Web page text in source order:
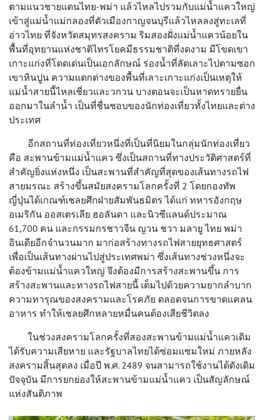
ตามแนวชายแดนไทย-พม่า แล้วไหลไปรวมกับแม่น้ำแควใหญ่
เข้าสู่แม่น้ำแม่กลองที่ตัวเมืองกาญจนบุรีแล้วไหลลงสู่ทะเลที่
อ่าวไทย ที่จังหวัดสมุทรสงคราม ริมสองฝั่งแม่น้ำแควน้อยใน
พื้นที่อุทยานแห่งชาติไทรโยคมีธรรมชาติที่งดงาม มีโขดเขา
เกาะแก่งที่โดดเด่นเป็นเอกลักษณ์ ร่องน้ำที่ลัดเลาะไปตามซอก
เขาหินปูน ความแตกต่างของพื้นที่เลาะเกาะแก่งเป็นเหตุให้
แม่น้ำสายนี้ไหลเชี่ยวและวกวน บางตอนจะเป็นหาดทรายยื่น
ออกมาในลำน้ำ เป็นที่ชื่นชอบของนักท่องเที่ยวทั้งไทยและต่าง
ประเทศ
อีกสถานที่ท่องเที่ยวหนึ่งที่เป็นที่นิยมในกลุ่มนักท่องเที่ยว
คือ สะพานข้ามแม่น้ำแคว ซึ่งเป็นสถานที่ทางประวัติศาสตร์ที่
สำคัญยิ่งแห่งหนึ่ง เป็นสะพานที่สำคัญที่สุดของเส้นทางรถไฟ
สายมรณะ สร้างขึ้นสมัยสงครามโลกครั้งที่ 2 โดยกองทัพ
ญี่ปุ่นได้เกณฑ์เชลยศึกฝ่ายสัมพันธมิตร ได้แก่ ทหารอังกฤษ
อเมริกัน ออสเตรเลีย ฮอลันดา และนิวซีแลนด์ประมาณ
61,700 คน และกรรมกรชาวจีน ญวน ชวา มลายู ไทย พม่า
อินเดียอีกจำนวนมาก มาก่อสร้างทางรถไฟสายยุทธศาสตร์
เพื่อเป็นเส้นทางผ่านไปสู่ประเทศพม่า ซึ่งเส้นทางช่วงหนึ่งจะ
ต้องข้ามแม่น้ำแควใหญ่ จึงต้องมีการสร้างสะพานขึ้น การ
สร้างสะพานและทางรถไฟสายนี้ เต็มไปด้วยความยากลำบาก
ความทารุณของสงครามและโรคภัย ตลอดจนการขาดแคลน
อาหาร ทำให้เชลยศึกหลายหมื่นคนต้องเสียชีวิตลง
ในช่วงสงครามโลกครั้งที่สองสะพานข้ามแม่น้ำแควเดิม
ได้รับความเสียหาย และรัฐบาลไทยได้ซ่อมแซมใหม่ ภายหลัง
สงครามสิ้นสุดลง เมื่อปี พ.ศ. 2489 จนสามารถใช้งานได้ดังเดิม
ปัจจุบัน มีการยกย่องให้สะพานข้ามแม่น้ำแคว เป็นสัญลักษณ์
แห่งสันติภาพ